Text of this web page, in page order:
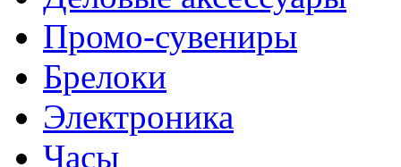
Промо-сувениры
Брелоки
Электроника
Часы